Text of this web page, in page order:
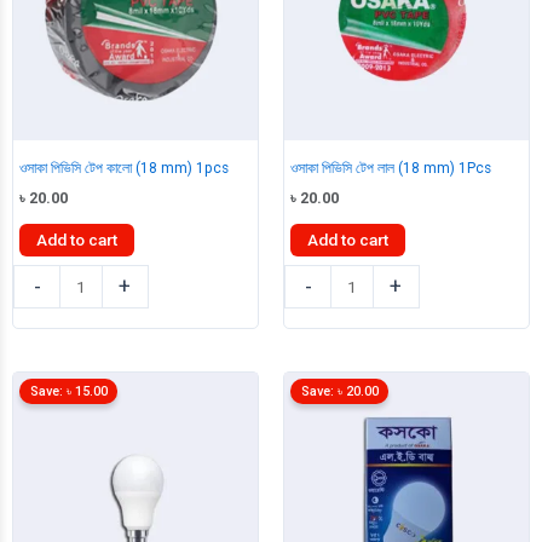
ওসাকা পিভিসি টেপ কালো (18 mm) 1pcs
৳ 20.00
Add to cart
-
পিভিসি
টেপ
(18
mm)
+
ওসাকা পিভিসি টেপ লাল (18 mm) 1Pcs
৳ 20.00
Add to cart
-
পিভিসি
টেপ
(18
mm)
+
Save: ৳ 15.00 Save: ৳ 20.00